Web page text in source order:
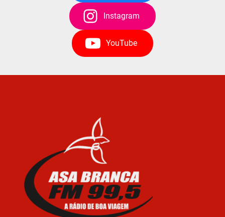
Instagram
YouTube